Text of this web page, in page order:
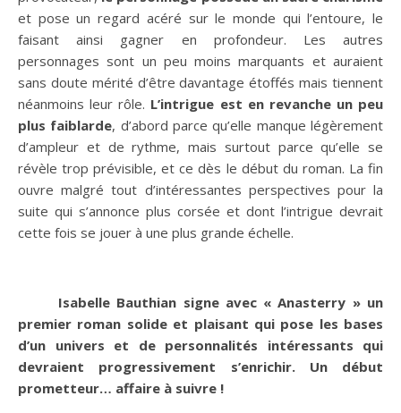
et pose un regard acéré sur le monde qui l’entoure, le
faisant ainsi gagner en profondeur. Les autres
personnages sont un peu moins marquants et auraient
sans doute mérité d’être davantage étoffés mais tiennent
néanmoins leur rôle. L’intrigue est en revanche un peu
plus faiblarde, d’abord parce qu’elle manque légèrement
d’ampleur et de rythme, mais surtout parce qu’elle se
révèle trop prévisible, et ce dès le début du roman. La fin
ouvre malgré tout d’intéressantes perspectives pour la
suite qui s’annonce plus corsée et dont l’intrigue devrait
cette fois se jouer à une plus grande échelle.
Isabelle Bauthian signe avec « Anasterry » un
premier roman solide et plaisant qui pose les bases
d’un univers et de personnalités intéressants qui
devraient progressivement s’enrichir. Un début
prometteur… affaire à suivre !